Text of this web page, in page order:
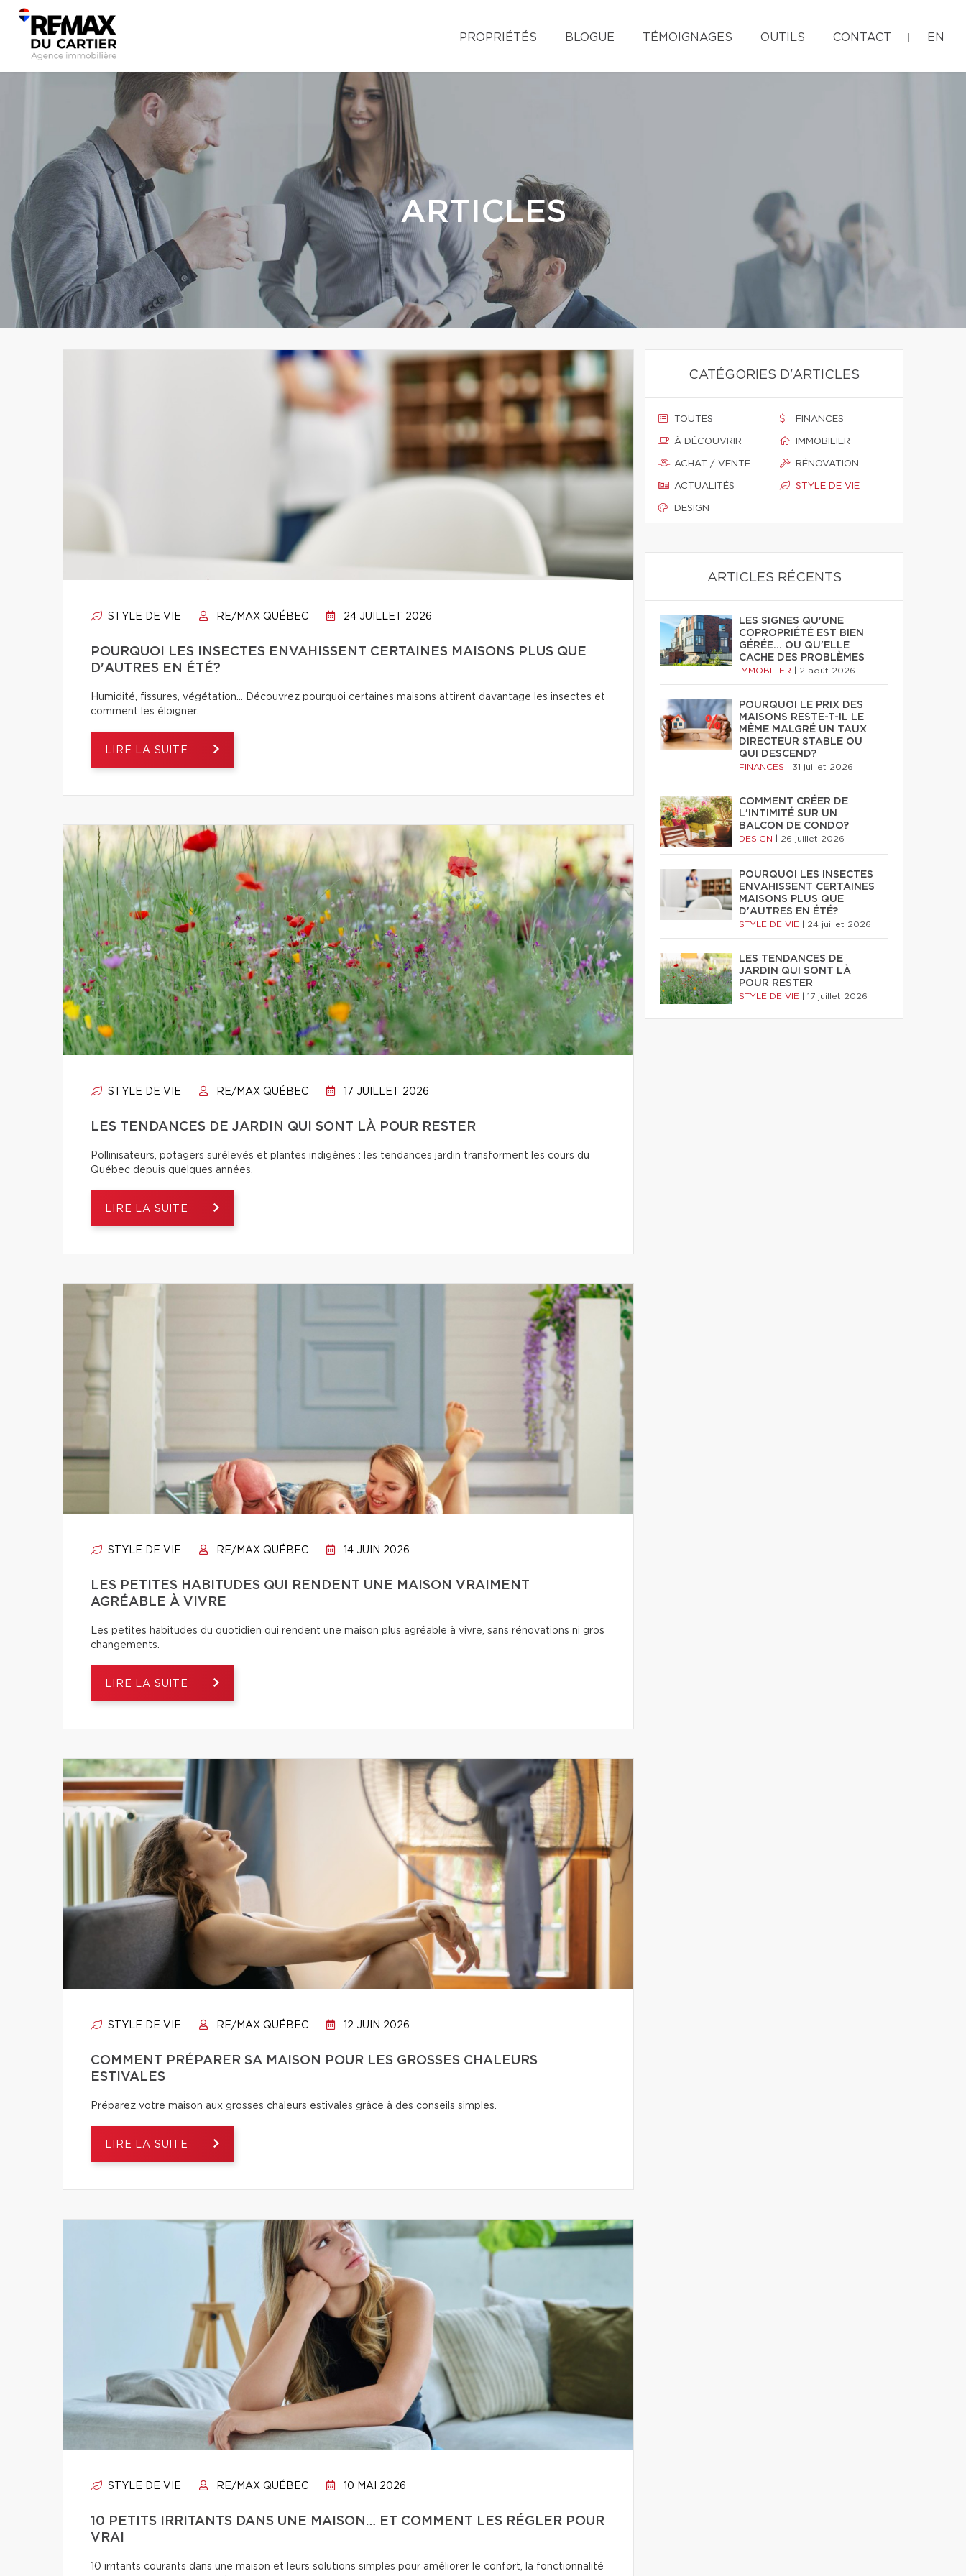
PROPRIÉTÉS BLOGUE TÉMOIGNAGES OUTILS CONTACT EN
ARTICLES
STYLE DE VIE RE/MAX QUÉBEC 24 JUILLET 2026
POURQUOI LES INSECTES ENVAHISSENT CERTAINES MAISONS PLUS QUE
D'AUTRES EN ÉTÉ?
Humidité, fissures, végétation… Découvrez pourquoi certaines maisons attirent davantage les insectes et
comment les éloigner.
LIRE LA SUITE
STYLE DE VIE RE/MAX QUÉBEC 17 JUILLET 2026
LES TENDANCES DE JARDIN QUI SONT LÀ POUR RESTER
Pollinisateurs, potagers surélevés et plantes indigènes : les tendances jardin transforment les cours du
Québec depuis quelques années.
LIRE LA SUITE
STYLE DE VIE RE/MAX QUÉBEC 14 JUIN 2026
LES PETITES HABITUDES QUI RENDENT UNE MAISON VRAIMENT
AGRÉABLE À VIVRE
Les petites habitudes du quotidien qui rendent une maison plus agréable à vivre, sans rénovations ni gros
changements.
LIRE LA SUITE
STYLE DE VIE RE/MAX QUÉBEC 12 JUIN 2026
COMMENT PRÉPARER SA MAISON POUR LES GROSSES CHALEURS
ESTIVALES
Préparez votre maison aux grosses chaleurs estivales grâce à des conseils simples.
LIRE LA SUITE
STYLE DE VIE RE/MAX QUÉBEC 10 MAI 2026
10 PETITS IRRITANTS DANS UNE MAISON… ET COMMENT LES RÉGLER POUR
VRAI
10 irritants courants dans une maison et leurs solutions simples pour améliorer le confort, la fonctionnalité
CATÉGORIES D'ARTICLES
TOUTES
À DÉCOUVRIR
ACHAT / VENTE
ACTUALITÉS
DESIGN
FINANCES
IMMOBILIER
RÉNOVATION
STYLE DE VIE
ARTICLES RÉCENTS
LES SIGNES QU'UNE
COPROPRIÉTÉ EST BIEN
GÉRÉE… OU QU'ELLE
CACHE DES PROBLÈMES
IMMOBILIER 2 août 2026
POURQUOI LE PRIX DES
MAISONS RESTE-T-IL LE
MÊME MALGRÉ UN TAUX
DIRECTEUR STABLE OU
QUI DESCEND?
FINANCES 31 juillet 2026
COMMENT CRÉER DE
L'INTIMITÉ SUR UN
BALCON DE CONDO?
DESIGN 26 juillet 2026
POURQUOI LES INSECTES
ENVAHISSENT CERTAINES
MAISONS PLUS QUE
D'AUTRES EN ÉTÉ?
STYLE DE VIE 24 juillet 2026
LES TENDANCES DE
JARDIN QUI SONT LÀ
POUR RESTER
STYLE DE VIE 17 juillet 2026